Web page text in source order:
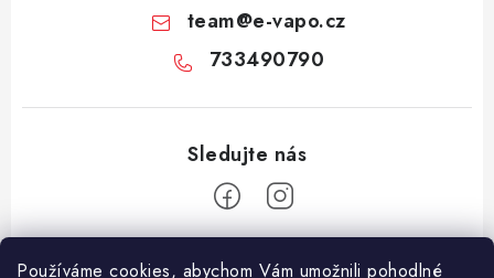
Používáme cookies, abychom Vám umožnili pohodlné
team@e-vapo.cz
733490790